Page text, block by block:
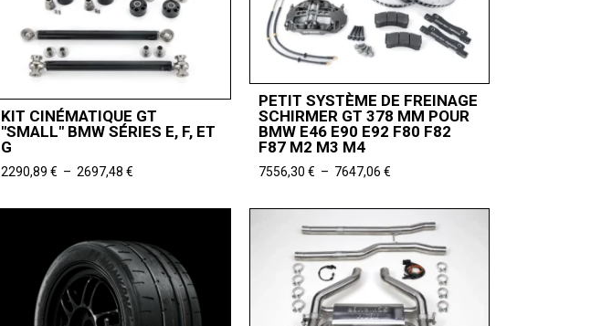
PETIT SYSTÈME DE FREINAGE
SCHIRMER GT 378 MM POUR
BMW E46 E90 E92 F80 F82
F87 M2 M3 M4
7556,30€ – 7647,06€
prix :
7556,30 €
à
7647,06 €
KIT CINÉMATIQUE GT
"SMALL" BMW SÉRIES E, F, ET
G
2290,89 € – 2697,48 €Plage
prix :
à
2697,48 €